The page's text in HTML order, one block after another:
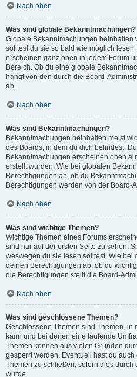
Nach oben
Was sind globale Bekanntmachungen?
Globale Bekanntmachungen beinhalten
solltest du sie so bald wie möglich
erscheinen ganz oben in jedem Forum
Bereich. Ob du eine globale
hängt von den durch die Board-
ab.
Nach oben
Was sind Bekanntmachungen?
Bekanntmachungen beinhalten meist
des Boards, in dem du dich befindest.
Bekanntmachungen erscheinen oben
erstellt wurden. Wie bei globalen
Berechtigungen ab, ob du
Berechtigungen werden von der Board-
Nach oben
Was sind wichtige Themen?
Wichtige Themen eines Forums
sind nur auf der ersten Seite zu sehen.
weswegen du sie lesen solltest. Wie bei
deinen Berechtigungen ab, ob du
die Berechtigungen stellt die Board-
Nach oben
Was sind geschlossene Themen?
Geschlossene Themen sind Themen, in
kann und bei denen eine laufende
Themen können aus vielen Gründen
gesperrt werden. Eventuell hast du
Themen zu schließen, sofern dies
wurde.